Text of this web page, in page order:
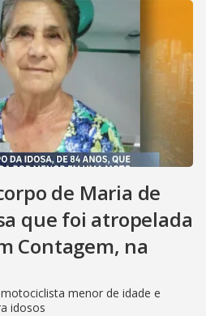
de Maria de
que foi atropelada
Contagem, na
menor de idade e
idosos